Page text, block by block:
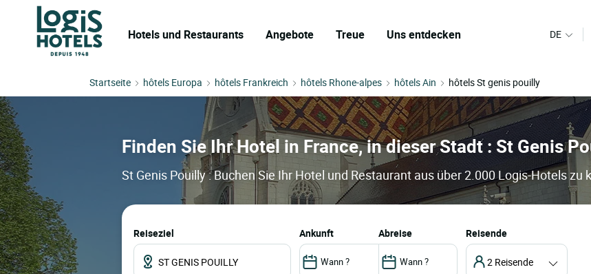
Hotels und Restaurants Angebote Treue Uns entdecken DE
Startseite hôtels Europa hôtels Frankreich hôtels Rhone-alpes hôtels Ain hôtels St genis pouilly
Finden Sie Ihr Hotel in France, in dieser Stadt : St Genis
St Genis Pouilly : Buchen Sie Ihr Hotel und Restaurant aus über 2.000 Logis-Hotels zu
Reiseziel ankunft abreise Reisende
2 Reisende